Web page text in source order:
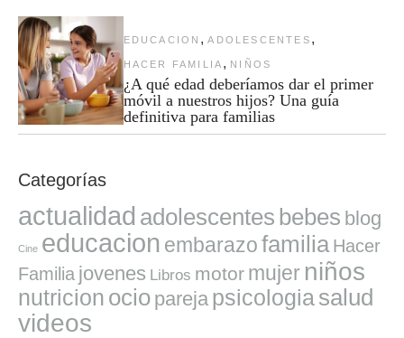
EDUCACION , ADOLESCENTES ,
HACER FAMILIA , NIÑOS
¿A qué edad deberíamos dar el primer
móvil a nuestros hijos? Una guía
definitiva para familias
Categorías
actualidad adolescentes bebes blog
Cine educacion embarazofamilia Hacer
Familia jovenes Libros motor mujer niños
nutricion ocio pareja psicologiasalud
videos